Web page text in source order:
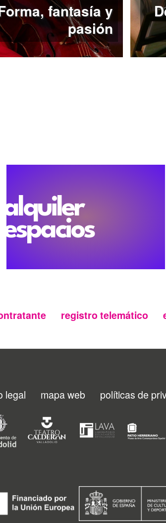
fantasía y
pasión
alquiler
espacios
registro telemático
legal mapa web políticas de